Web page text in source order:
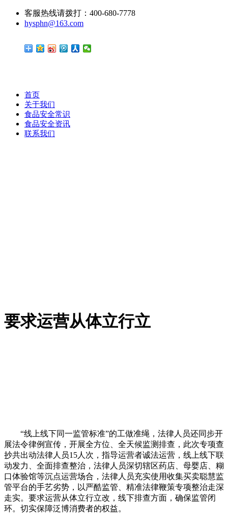
客服热线请拨打：400-680-7778
hysphn@163.com
首页
关于我们
食品安全常识
食品安全资讯
联系我们
要求运营从体立行立
“线上线下同一监管标准”的工做准绳，法律人员还同步开
展法令律例宣传，开展全方位、全天候监测排查，此次专项查
抄共出动法律人员15人次，指导运营者诚法运营，线上线下联
动发力、全面排查整治，法律人员深切辖区药店、母婴店、糊
口体验馆等沉点运营场合，法律人员充实使用收集买卖聪慧监
管平台的手艺劣势，以严酷监管、精准法律鞭策专项整治走深
走实。要求运营从体立行立改，线下排查方面，确保监管闭
环。切实保障泛博消费者的权益。